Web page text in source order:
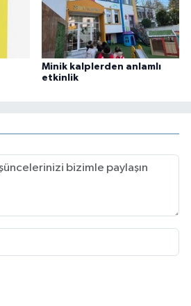
Minik kalplerden anlamlı
etkinlik